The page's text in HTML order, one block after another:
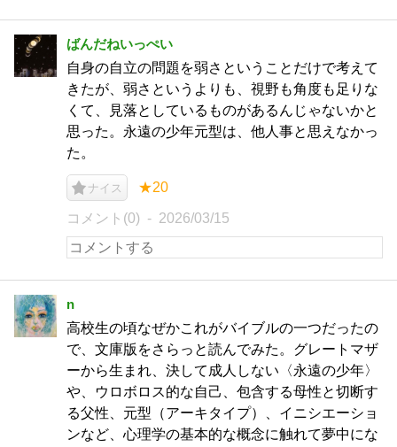
ばんだねいっぺい
自身の自立の問題を弱さということだけで考えて
きたが、弱さというよりも、視野も角度も足りな
くて、見落としているものがあるんじゃないかと
思った。永遠の少年元型は、他人事と思えなかっ
た。
ナイス ★20
コメント(0) 2026/03/15
n
高校生の頃なぜかこれがバイブルの一つだったの
で、文庫版をさらっと読んでみた。グレートマザ
ーから生まれ、決して成人しない〈永遠の少年〉
や、ウロボロス的な自己、包含する母性と切断す
る父性、元型（アーキタイプ）、イニシエーショ
ンなど、心理学の基本的な概念に触れて夢中にな